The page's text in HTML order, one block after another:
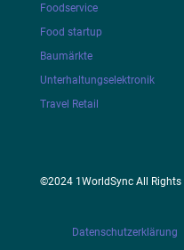
Foodservice
Food startup
Baumärkte
Unterhaltungselektronik
Travel Retail
©2024 1WorldSync All Rights